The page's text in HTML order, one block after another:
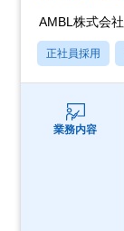
AMBL株式会社
正社員採用
業務内容